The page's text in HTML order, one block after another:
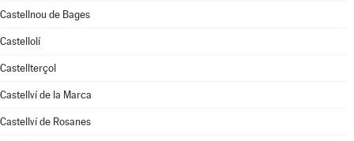
Castellnou de Bages
Castellolí
Castellterçol
Castellví de la Marca
Castellví de Rosanes